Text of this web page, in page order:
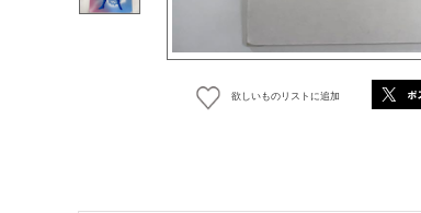
欲しいものリストに追加